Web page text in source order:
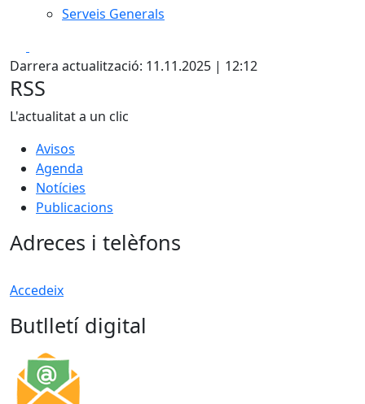
Serveis Generals
Darrera actualització: 11.11.2025 | 12:12
RSS
L'actualitat a un clic
Avisos
Agenda
Notícies
Publicacions
Adreces i telèfons
Accedeix
Butlletí digital